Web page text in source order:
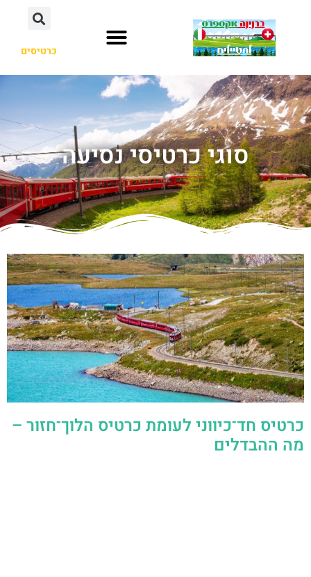
כרטיסים
סוגי כרטיסי נסיעה
כרטיס חד־כיווני לעומת כרטיס הלוך־חזור –
מה ההבדלים